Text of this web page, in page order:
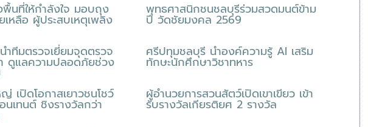
นที่ให้กำลังใจ มอบถุง
หลือ ผู้ประสบเหตุเพลิง
พุทธศาสนิกชนชลบุรีร่วมสวดมนต์ข้าม
ปี วัดชัยมงคล 2569
ำทีมตรวจเยี่ยมจุดตรวจ
ดูแลความปลอดภัยช่วง
ศรีปทุมชลบุรี นำองค์ความรู้ AI เสริม
ทักษะนักศึกษาวิชาทหาร
เปิดโอกาสเยาวชนโชว์
นเทนต์ ชิงรางวัลกว่า
ผู้อำนวยการสวนสัตว์เปิดเขาเขียว เข้า
รับรางวัลเกียรติยศ 2 รางวัล